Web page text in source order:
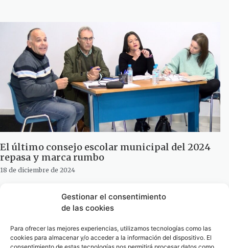
Gestionar el consentimiento
de las cookies
Para ofrecer las mejores experiencias, utilizamos tecnologías como las
cookies para almacenar y/o acceder a la información del dispositivo. El
consentimiento de estas tecnologías nos permitirá procesar datos como
El último consejo escolar municipal del 2024
repasa y marca rumbo
18 de diciembre de 2024